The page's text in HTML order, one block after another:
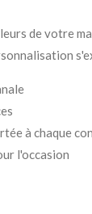
de votre
à chaque
l'occasion